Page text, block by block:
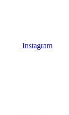
Instagram